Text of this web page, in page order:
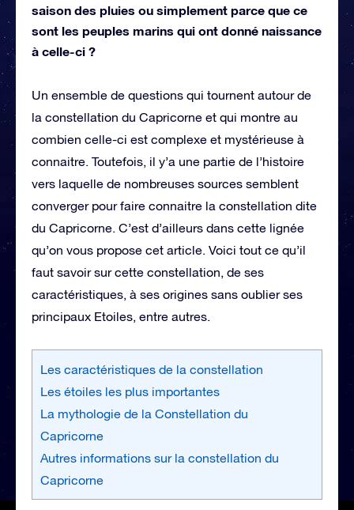
saison des pluies ou simplement parce que ce
sont les peuples marins qui ont donné naissance
à celle-ci ?
Un ensemble de questions qui tournent autour de
la constellation du Capricorne et qui montre au
combien celle-ci est complexe et mystérieuse à
connaitre. Toutefois, il y’a une partie de l’histoire
vers laquelle de nombreuses sources semblent
converger pour faire connaitre la constellation dite
du Capricorne. C’est d’ailleurs dans cette lignée
qu’on vous propose cet article. Voici tout ce qu’il
faut savoir sur cette constellation, de ses
caractéristiques, à ses origines sans oublier ses
principaux Etoiles, entre autres.
Les caractéristiques de la constellation
Les étoiles les plus importantes
La mythologie de la Constellation du
Capricorne
Autres informations sur la constellation du
Capricorne